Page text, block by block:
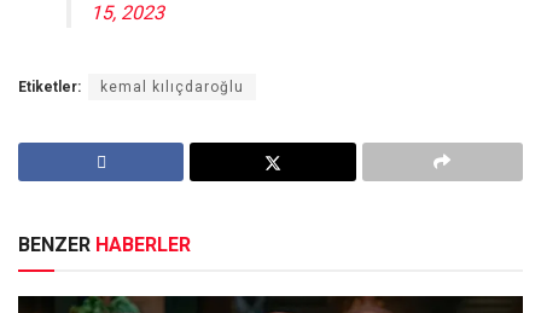
15, 2023
Etiketler: kemal kılıçdaroğlu
BENZER HABERLER